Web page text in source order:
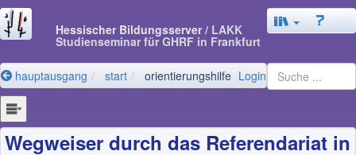
Hessischer Bildungsserver/ LAKK
Studienseminar für GHRF in Frankfurt
hauptausgang start orientierungshilfe Login
Wegweiser durch das Referendariat in